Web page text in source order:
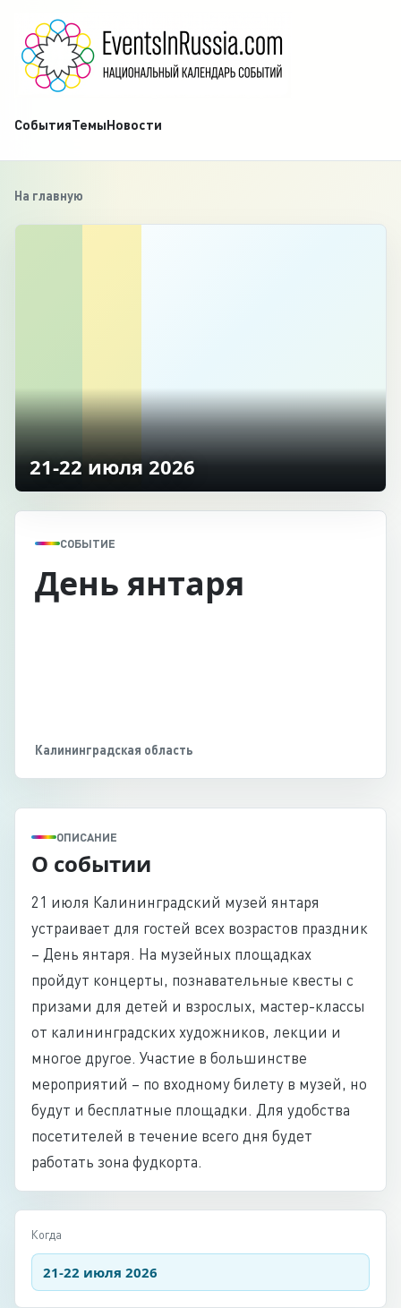
СобытияТемыНовости
На главную
21-22 июля 2026
СОБЫТИЕ
День янтаря
Калининградская область
ОПИСАНИЕ
О событии
21 июля Калининградский музей янтаря
устраивает для гостей всех возрастов праздник
– День янтаря. На музейных площадках
пройдут концерты, познавательные квесты с
призами для детей и взрослых, мастер-классы
от калининградских художников, лекции и
многое другое. Участие в большинстве
мероприятий – по входному билету в музей, но
будут и бесплатные площадки. Для удобства
посетителей в течение всего дня будет
работать зона фудкорта.
Когда
21-22 июля 2026